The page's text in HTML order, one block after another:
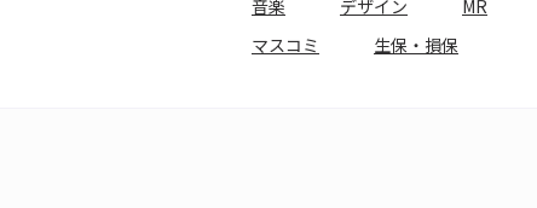
音楽
デザイン MR
マスコミ
生保・損保